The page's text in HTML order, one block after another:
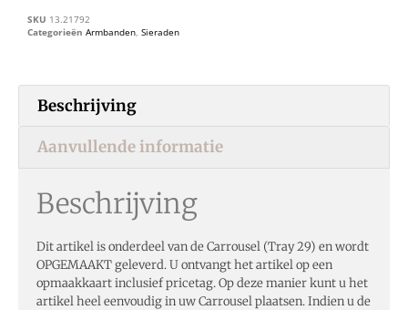
SKU 13.21792
Categorieën Armbanden, Sieraden
Beschrijving
Aanvullende informatie
Beschrijving
Dit artikel is onderdeel van de Carrousel (Tray 29) en wordt
OPGEMAAKT geleverd. U ontvangt het artikel op een
opmaakkaart inclusief pricetag. Op deze manier kunt u het
artikel heel eenvoudig in uw Carrousel plaatsen. Indien u de